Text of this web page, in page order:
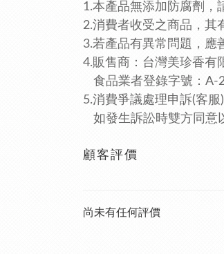
1.本產品無添加防腐劑，
2.消費者收受之商品，其
3.若產品有異常問題，應
4.販售商：台灣美珍香有
食品業者登錄字號：A-
5.消費爭議處理申訴(客
如發生訴訟時雙方同意
顧客評價
尚未有任何評價